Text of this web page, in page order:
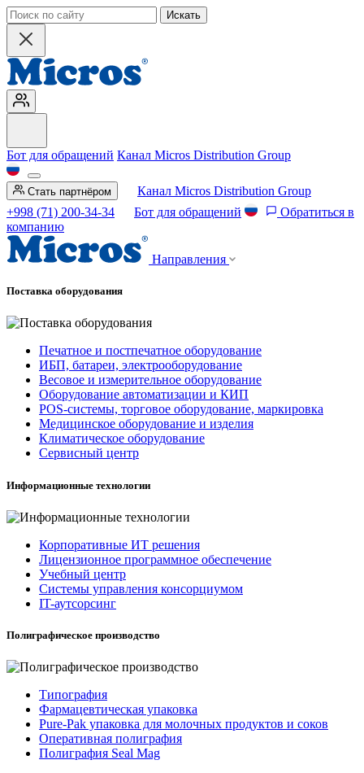
Искать
Бот для обращений Канал Micros Distribution Group
Стать партнёром
Канал Micros Distribution Group
+998 (71) 200-34-34
Бот для обращений
Обратиться в
компанию
Направления
Поставка оборудования
Печатное и постпечатное оборудование
ИБП, батареи, электрооборудование
Весовое и измерительное оборудование
Оборудование автоматизации и КИП
POS-системы, торговое оборудование, маркировка
Медицинское оборудование и изделия
Климатическое оборудование
Сервисный центр
Информационные технологии
Корпоративные ИТ решения
Лицензионное программное обеспечение
Учебный центр
Системы управления консорциумом
IT-аутсорсинг
Полиграфическое производство
Типография
Фармацевтическая упаковка
Pure-Pak упаковка для молочных продуктов и соков
Оперативная полиграфия
Полиграфия Seal Mag